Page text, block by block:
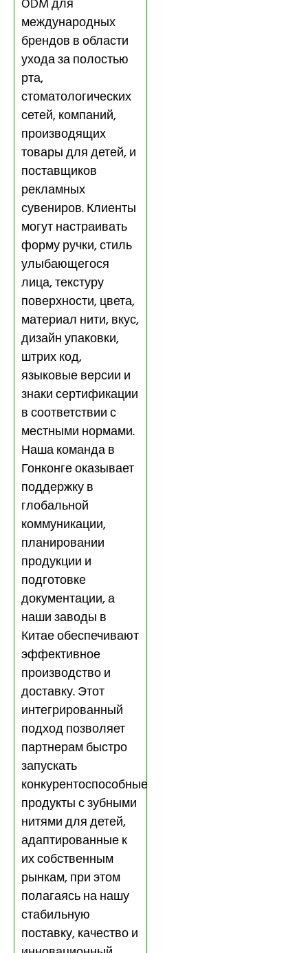
ODM для
международных
брендов в области
ухода за полостью
рта,
стоматологических
сетей, компаний,
производящих
товары для детей, и
поставщиков
рекламных
сувениров. Клиенты
могут настраивать
форму ручки, стиль
улыбающегося
лица, текстуру
поверхности, цвета,
материал нити, вкус,
дизайн упаковки,
штрих код,
языковые версии и
знаки сертификации
в соответствии с
местными нормами.
Наша команда в
Гонконге оказывает
поддержку в
глобальной
коммуникации,
планировании
продукции и
подготовке
документации, а
наши заводы в
Китае обеспечивают
эффективное
производство и
доставку. Этот
интегрированный
подход позволяет
партнерам быстро
запускать
конкурентоспособные
продукты с зубными
нитями для детей,
адаптированные к
их собственным
рынкам, при этом
полагаясь на нашу
стабильную
поставку, качество и